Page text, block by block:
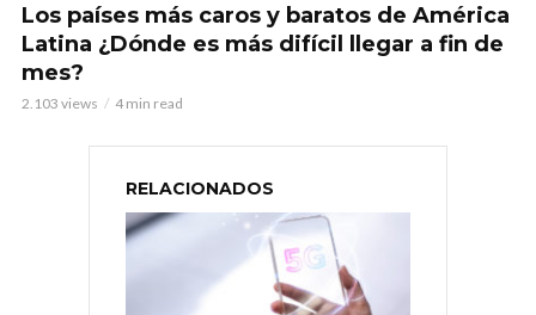
Los países más caros y baratos de América
Latina ¿Dónde es más difícil llegar a fin de
mes?
2.103 views 4 min read
RELACIONADOS